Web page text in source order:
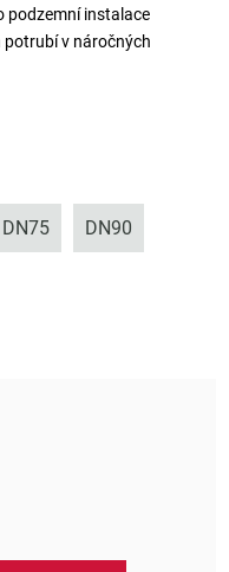
podzemní instalace
potrubí v náročných
DN75 DN90